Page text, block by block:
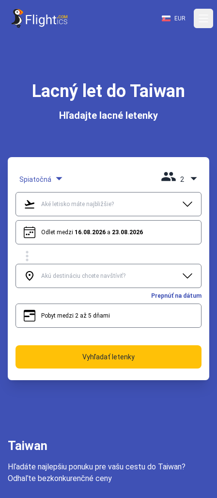
EUR
Lacný let do Taiwan
Hľadajte lacné letenky
Spiatočná 2
Odlet medzi 16.08.2026 a 23.08.2026
Prepnúť na dátum
Pobyt medzi 2 až 5 dňami
Vyhľadať letenky
Taiwan
Hľadáte najlepšiu ponuku pre vašu cestu do Taiwan?
Odhaľte bezkonkurenčné ceny